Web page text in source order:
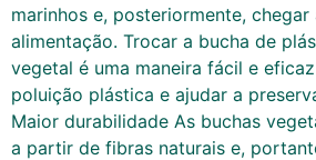
marinhos e, posteriormente, chegar
alimentação. Trocar a bucha de
vegetal é uma maneira fácil e
poluição plástica e ajudar a
Maior durabilidade As buchas
a partir de fibras naturais e,